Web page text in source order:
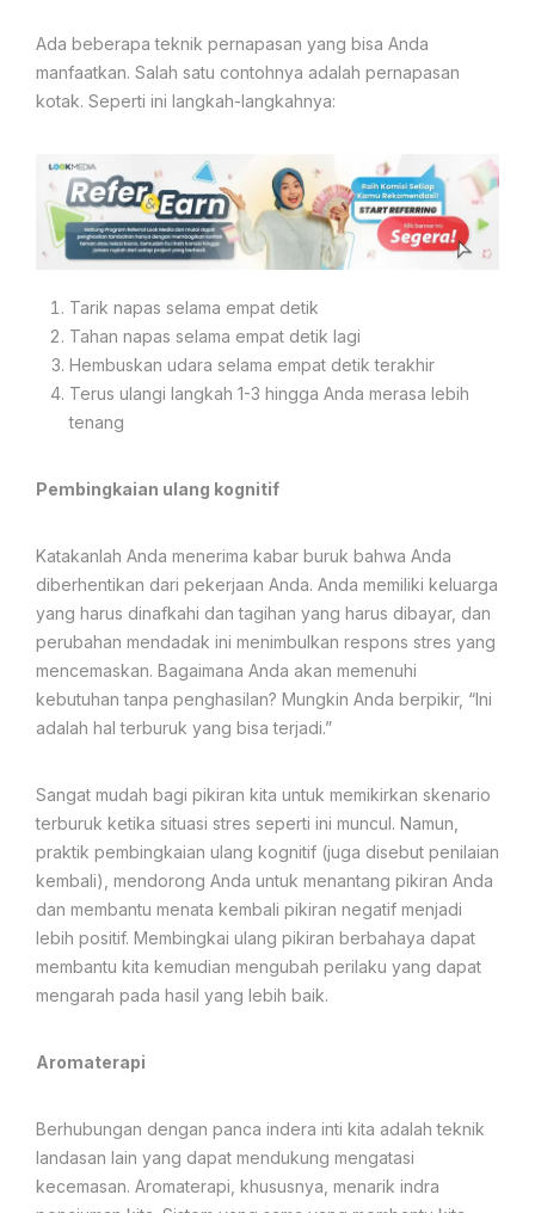
Ada beberapa teknik pernapasan yang bisa Anda
manfaatkan. Salah satu contohnya adalah pernapasan
kotak. Seperti ini langkah-langkahnya:
Tarik napas selama empat detik
Tahan napas selama empat detik lagi
Hembuskan udara selama empat detik terakhir
Terus ulangi langkah 1-3 hingga Anda merasa lebih
tenang
Pembingkaian ulang kognitif
Katakanlah Anda menerima kabar buruk bahwa Anda
diberhentikan dari pekerjaan Anda. Anda memiliki keluarga
yang harus dinafkahi dan tagihan yang harus dibayar, dan
perubahan mendadak ini menimbulkan respons stres yang
mencemaskan. Bagaimana Anda akan memenuhi
kebutuhan tanpa penghasilan? Mungkin Anda berpikir, “Ini
adalah hal terburuk yang bisa terjadi.”
Sangat mudah bagi pikiran kita untuk memikirkan skenario
terburuk ketika situasi stres seperti ini muncul. Namun,
praktik pembingkaian ulang kognitif (juga disebut penilaian
kembali), mendorong Anda untuk menantang pikiran Anda
dan membantu menata kembali pikiran negatif menjadi
lebih positif. Membingkai ulang pikiran berbahaya dapat
membantu kita kemudian mengubah perilaku yang dapat
mengarah pada hasil yang lebih baik.
Aromaterapi
Berhubungan dengan panca indera inti kita adalah teknik
landasan lain yang dapat mendukung mengatasi
kecemasan. Aromaterapi, khususnya, menarik indra